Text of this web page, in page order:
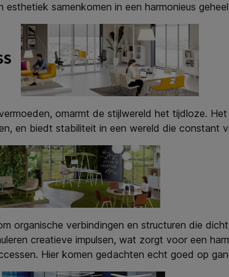
samenkomen in een harmonieus
omarmt de stijlwereld het tijdloze.
en biedt stabiliteit in een wereld die constant
organische verbindingen en structuren die
creatieve impulsen, wat zorgt voor een
Hier komen gedachten echt goed op